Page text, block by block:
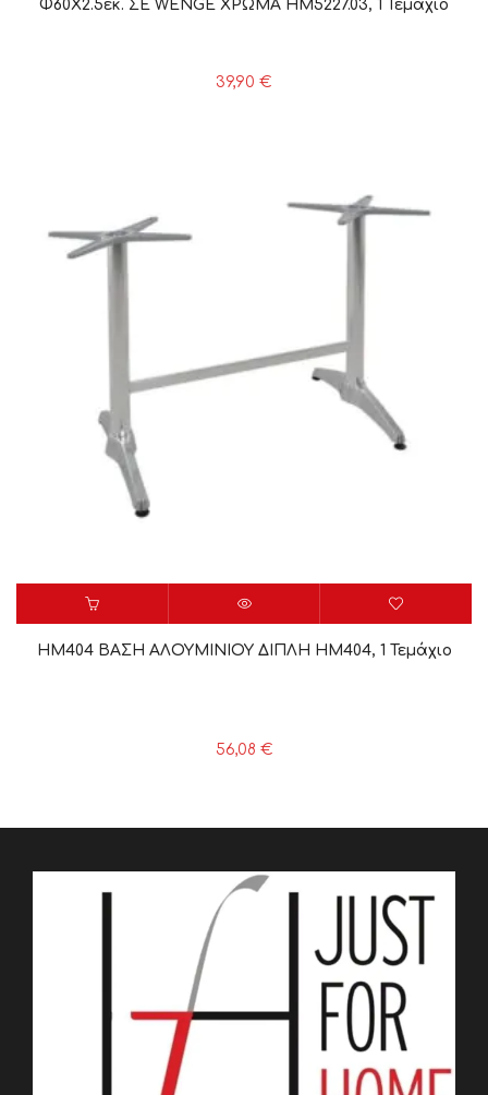
Φ60Χ2.5εκ. ΣΕ WENGE ΧΡΩΜΑ HM5227.03, 1 Τεμάχιο
39,90 €
HM404 ΒΑΣΗ ΑΛΟΥΜΙΝΙΟΥ ΔΙΠΛΗ HM404, 1 Τεμάχιο
56,08 €